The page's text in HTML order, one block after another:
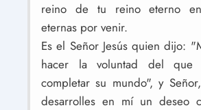
reino de tu reino eterno
eternas por venir.
Es el Señor Jesús quien dijo:
hacer la voluntad del
completar su mundo", y
desarrolles en mí un deseo